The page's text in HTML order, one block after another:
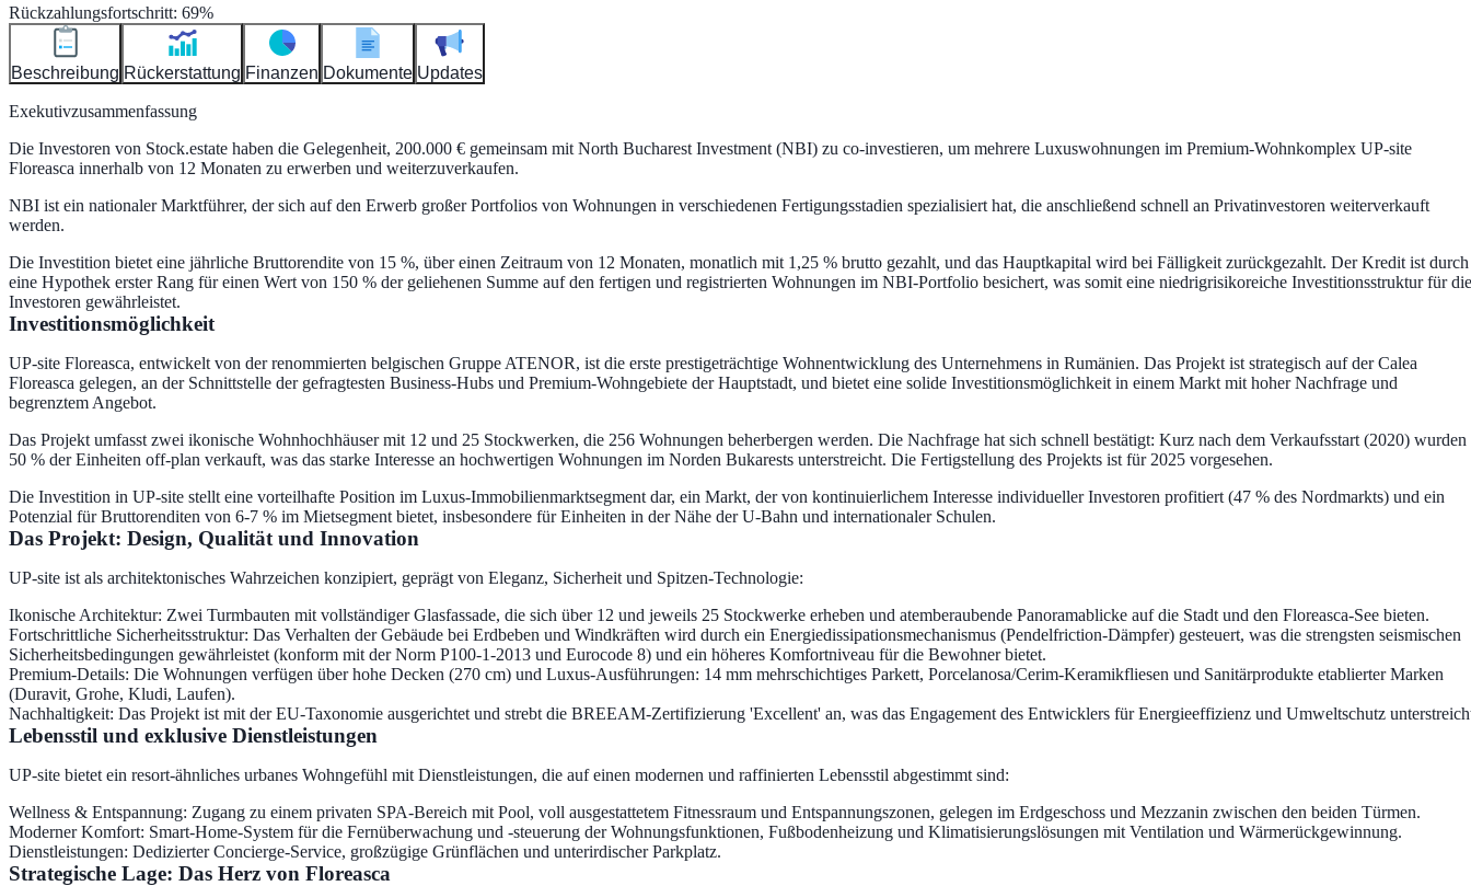
Rückzahlungsfortschritt: 69%
Beschreibung Rückerstattung Finanzen Dokumente Updates
Exekutivzusammenfassung
Die Investoren von Stock.estate haben die Gelegenheit, 200.000 € gemeinsam mit North Bucharest Investment (NBI) zu co-investieren, um mehrere Luxuswohnungen im Premium-Wohnkomplex UP-site
Floreasca innerhalb von 12 Monaten zu erwerben und weiterzuverkaufen.
NBI ist ein nationaler Marktführer, der sich auf den Erwerb großer Portfolios von Wohnungen in verschiedenen Fertigungsstadien spezialisiert hat, die anschließend schnell an Privatinvestoren weiterverkauft
werden.
Die Investition bietet eine jährliche Bruttorendite von 15 %, über einen Zeitraum von 12 Monaten, monatlich mit 1,25 % brutto gezahlt, und das Hauptkapital wird bei Fälligkeit zurückgezahlt. Der Kredit ist durch
eine Hypothek erster Rang für einen Wert von 150 % der geliehenen Summe auf den fertigen und registrierten Wohnungen im NBI-Portfolio besichert, was somit eine niedrigrisikoreiche Investitionsstruktur für die
Investoren gewährleistet.
Investitionsmöglichkeit
UP-site Floreasca, entwickelt von der renommierten belgischen Gruppe ATENOR, ist die erste prestigeträchtige Wohnentwicklung des Unternehmens in Rumänien. Das Projekt ist strategisch auf der Calea
Floreasca gelegen, an der Schnittstelle der gefragtesten Business-Hubs und Premium-Wohngebiete der Hauptstadt, und bietet eine solide Investitionsmöglichkeit in einem Markt mit hoher Nachfrage und
begrenztem Angebot.
Das Projekt umfasst zwei ikonische Wohnhochhäuser mit 12 und 25 Stockwerken, die 256 Wohnungen beherbergen werden. Die Nachfrage hat sich schnell bestätigt: Kurz nach dem Verkaufsstart (2020) wurden
50 % der Einheiten off-plan verkauft, was das starke Interesse an hochwertigen Wohnungen im Norden Bukarests unterstreicht. Die Fertigstellung des Projekts ist für 2025 vorgesehen.
Die Investition in UP-site stellt eine vorteilhafte Position im Luxus-Immobilienmarktsegment dar, ein Markt, der von kontinuierlichem Interesse individueller Investoren profitiert (47 % des Nordmarkts) und ein
Potenzial für Bruttorenditen von 6-7 % im Mietsegment bietet, insbesondere für Einheiten in der Nähe der U-Bahn und internationaler Schulen.
Das Projekt: Design, Qualität und Innovation
UP-site ist als architektonisches Wahrzeichen konzipiert, geprägt von Eleganz, Sicherheit und Spitzen-Technologie:
Ikonische Architektur: Zwei Turmbauten mit vollständiger Glasfassade, die sich über 12 und jeweils 25 Stockwerke erheben und atemberaubende Panoramablicke auf die Stadt und den Floreasca-See bieten.
Fortschrittliche Sicherheitsstruktur: Das Verhalten der Gebäude bei Erdbeben und Windkräften wird durch ein Energiedissipationsmechanismus (Pendelfriction-Dämpfer) gesteuert, was die strengsten seismischen
Sicherheitsbedingungen gewährleistet (konform mit der Norm P100-1-2013 und Eurocode 8) und ein höheres Komfortniveau für die Bewohner bietet.
Premium-Details: Die Wohnungen verfügen über hohe Decken (270 cm) und Luxus-Ausführungen: 14 mm mehrschichtiges Parkett, Porcelanosa/Cerim-Keramikfliesen und Sanitärprodukte etablierter Marken
(Duravit, Grohe, Kludi, Laufen).
Nachhaltigkeit: Das Projekt ist mit der EU-Taxonomie ausgerichtet und strebt die BREEAM-Zertifizierung 'Excellent' an, was das Engagement des Entwicklers für Energieeffizienz und Umweltschutz
Lebensstil und exklusive Dienstleistungen
UP-site bietet ein resort-ähnliches urbanes Wohngefühl mit Dienstleistungen, die auf einen modernen und raffinierten Lebensstil abgestimmt sind:
Wellness & Entspannung: Zugang zu einem privaten SPA-Bereich mit Pool, voll ausgestattetem Fitnessraum und Entspannungszonen, gelegen im Erdgeschoss und Mezzanin zwischen den beiden Türmen.
Moderner Komfort: Smart-Home-System für die Fernüberwachung und -steuerung der Wohnungsfunktionen, Fußbodenheizung und Klimatisierungslösungen mit Ventilation und Wärmerückgewinnung.
Dienstleistungen: Dedizierter Concierge-Service, großzügige Grünflächen und unterirdischer Parkplatz.
Strategische Lage: Das Herz von Floreasca